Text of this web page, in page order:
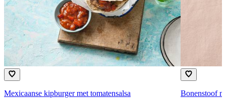
Mexicaanse kipburger met tomatensalsa
Bonenstoof